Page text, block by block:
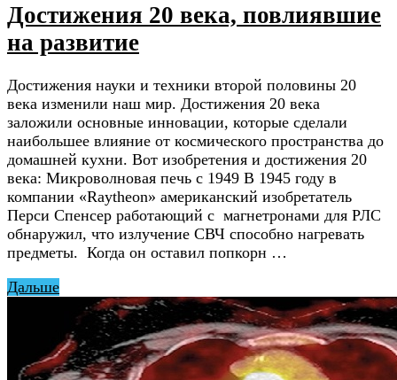
Достижения 20 века, повлиявшие
на развитие
Достижения науки и техники второй половины 20
века изменили наш мир. Достижения 20 века
заложили основные инновации, которые сделали
наибольшее влияние от космического пространства до
домашней кухни. Вот изобретения и достижения 20
века: Микроволновая печь с 1949 В 1945 году в
компании «Raytheon» американский изобретатель
Перси Спенсер работающий с магнетронами для РЛС
обнаружил, что излучение СВЧ способно нагревать
предметы. Когда он оставил попкорн …
Дальше